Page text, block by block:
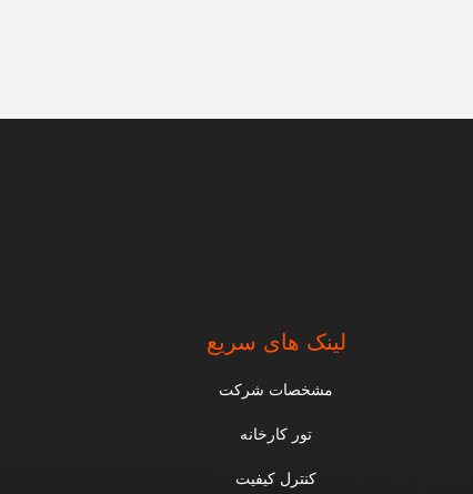
لینک های سریع
مشخصات شرکت
تور کارخانه
کنترل کیفیت